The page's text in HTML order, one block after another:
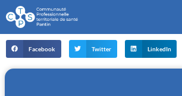
Facebook Twitter LinkedIn